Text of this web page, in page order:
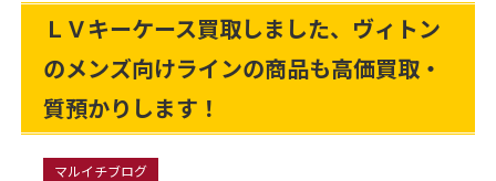
ＬＶキーケース買取しました、ヴィトン
のメンズ向けラインの商品も高価買取・
質預かりします！
マルイチブログ